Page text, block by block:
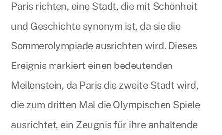
Paris richten, eine Stadt, die mit Schönheit
und Geschichte synonym ist, da sie die
Sommerolympiade ausrichten wird. Dieses
Ereignis markiert einen bedeutenden
Meilenstein, da Paris die zweite Stadt wird,
die zum dritten Mal die Olympischen Spiele
ausrichtet, ein Zeugnis für ihre anhaltende